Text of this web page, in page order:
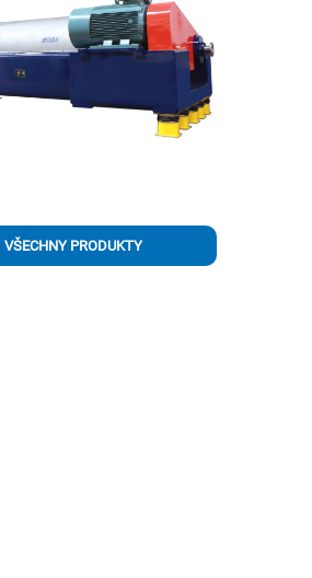
VŠECHNY PRODUKTY